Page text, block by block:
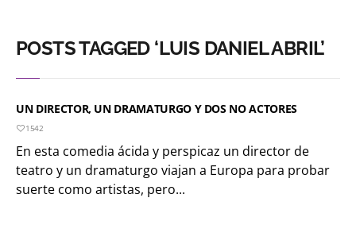
POSTS TAGGED ‘LUIS DANIEL ABRIL’
UN DIRECTOR, UN DRAMATURGO Y DOS NO ACTORES
1542
En esta comedia ácida y perspicaz un director de
teatro y un dramaturgo viajan a Europa para probar
suerte como artistas, pero...